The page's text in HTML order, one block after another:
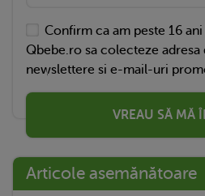
Confirm ca am peste 16
Qbebe.ro sa colecteze
newslettere si e-mail-uri
VREAU SĂ MĂ
Articole asemănătoare